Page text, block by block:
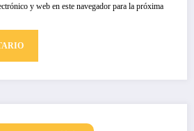
y web en este navegador para la próxima